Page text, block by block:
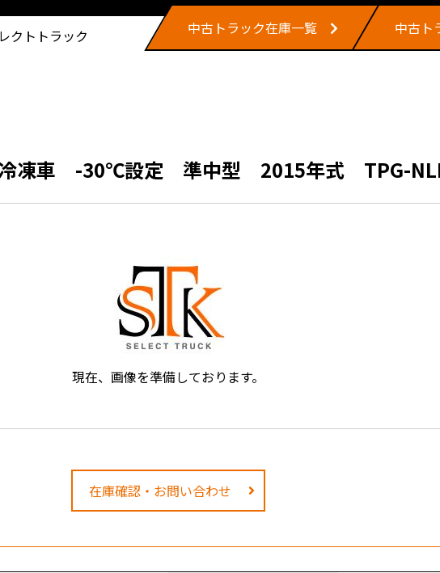
クトトラック 中古トラック在庫一覧 中古ト
凍車 -30℃設定 準中型 2015年式 TPG-
現在、画像を準備しております。
在庫確認・お問い合わせ